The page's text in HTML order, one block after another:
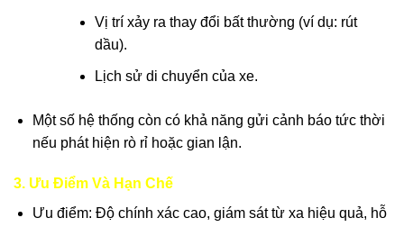
Vị trí xảy ra thay đổi bất thường (ví dụ: rút
dầu).
Lịch sử di chuyển của xe.
Một số hệ thống còn có khả năng gửi cảnh báo tức thời
nếu phát hiện rò rỉ hoặc gian lận.
3. Ưu Điểm Và Hạn Chế
Ưu điểm: Độ chính xác cao, giám sát từ xa hiệu quả, hỗ